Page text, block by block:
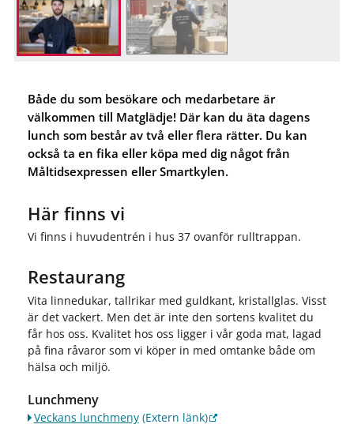
Både du som besökare och medarbetare är
välkommen till Matglädje! Där kan du äta dagens
lunch som består av två eller flera rätter. Du kan
också ta en fika eller köpa med dig något från
Måltidsexpressen eller Smartkylen.
Här finns vi
Vi finns i huvudentrén i hus 37 ovanför rulltrappan.
Restaurang
Vita linnedukar, tallrikar med guldkant, kristallglas. Visst
är det vackert. Men det är inte den sortens kvalitet du
får hos oss. Kvalitet hos oss ligger i vår goda mat, lagad
på fina råvaror som vi köper in med omtanke både om
hälsa och miljö.
Lunchmeny
Veckans lunchmeny(Extern länk)